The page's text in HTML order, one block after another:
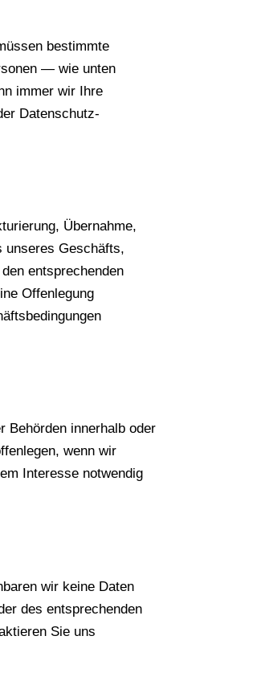
bestimmte
— wie unten
immer wir Ihre
Datenschutz-
Übernahme,
unseres Geschäfts,
entsprechenden
Offenlegung
Behörden innerhalb oder
wenn wir
Interesse notwendig
wir keine Daten
des entsprechenden
Sie uns